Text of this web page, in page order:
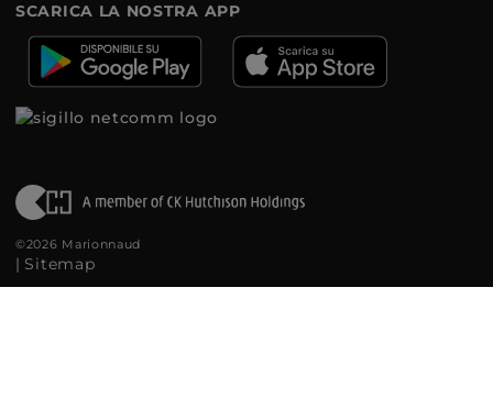
SCARICA LA NOSTRA APP
©2026 Marionnaud
| Sitemap